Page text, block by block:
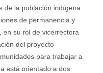
de la población indígena
de permanencia y
en su rol de vicerrectora
del proyecto
para trabajar a
está orientado a dos